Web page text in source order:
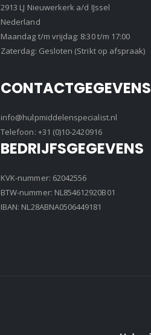
2913 LJ Nieuwerkerk a/d IJssel
Nederland
Maandag t/m vrijdag: 8:30 t/m 17:00
Zaterdag: Gesloten (Strikt op afspraak)
CONTACTGEGEVENS
info@hulpmiddelenspecialist.nl
Telefoon: +31 (0)10-2420916
BEDRIJFSGEGEVENS
KVK-nummer: 62042556
BTW-nummer: NL854612920B01
IBAN: NL28ABNA0506449181